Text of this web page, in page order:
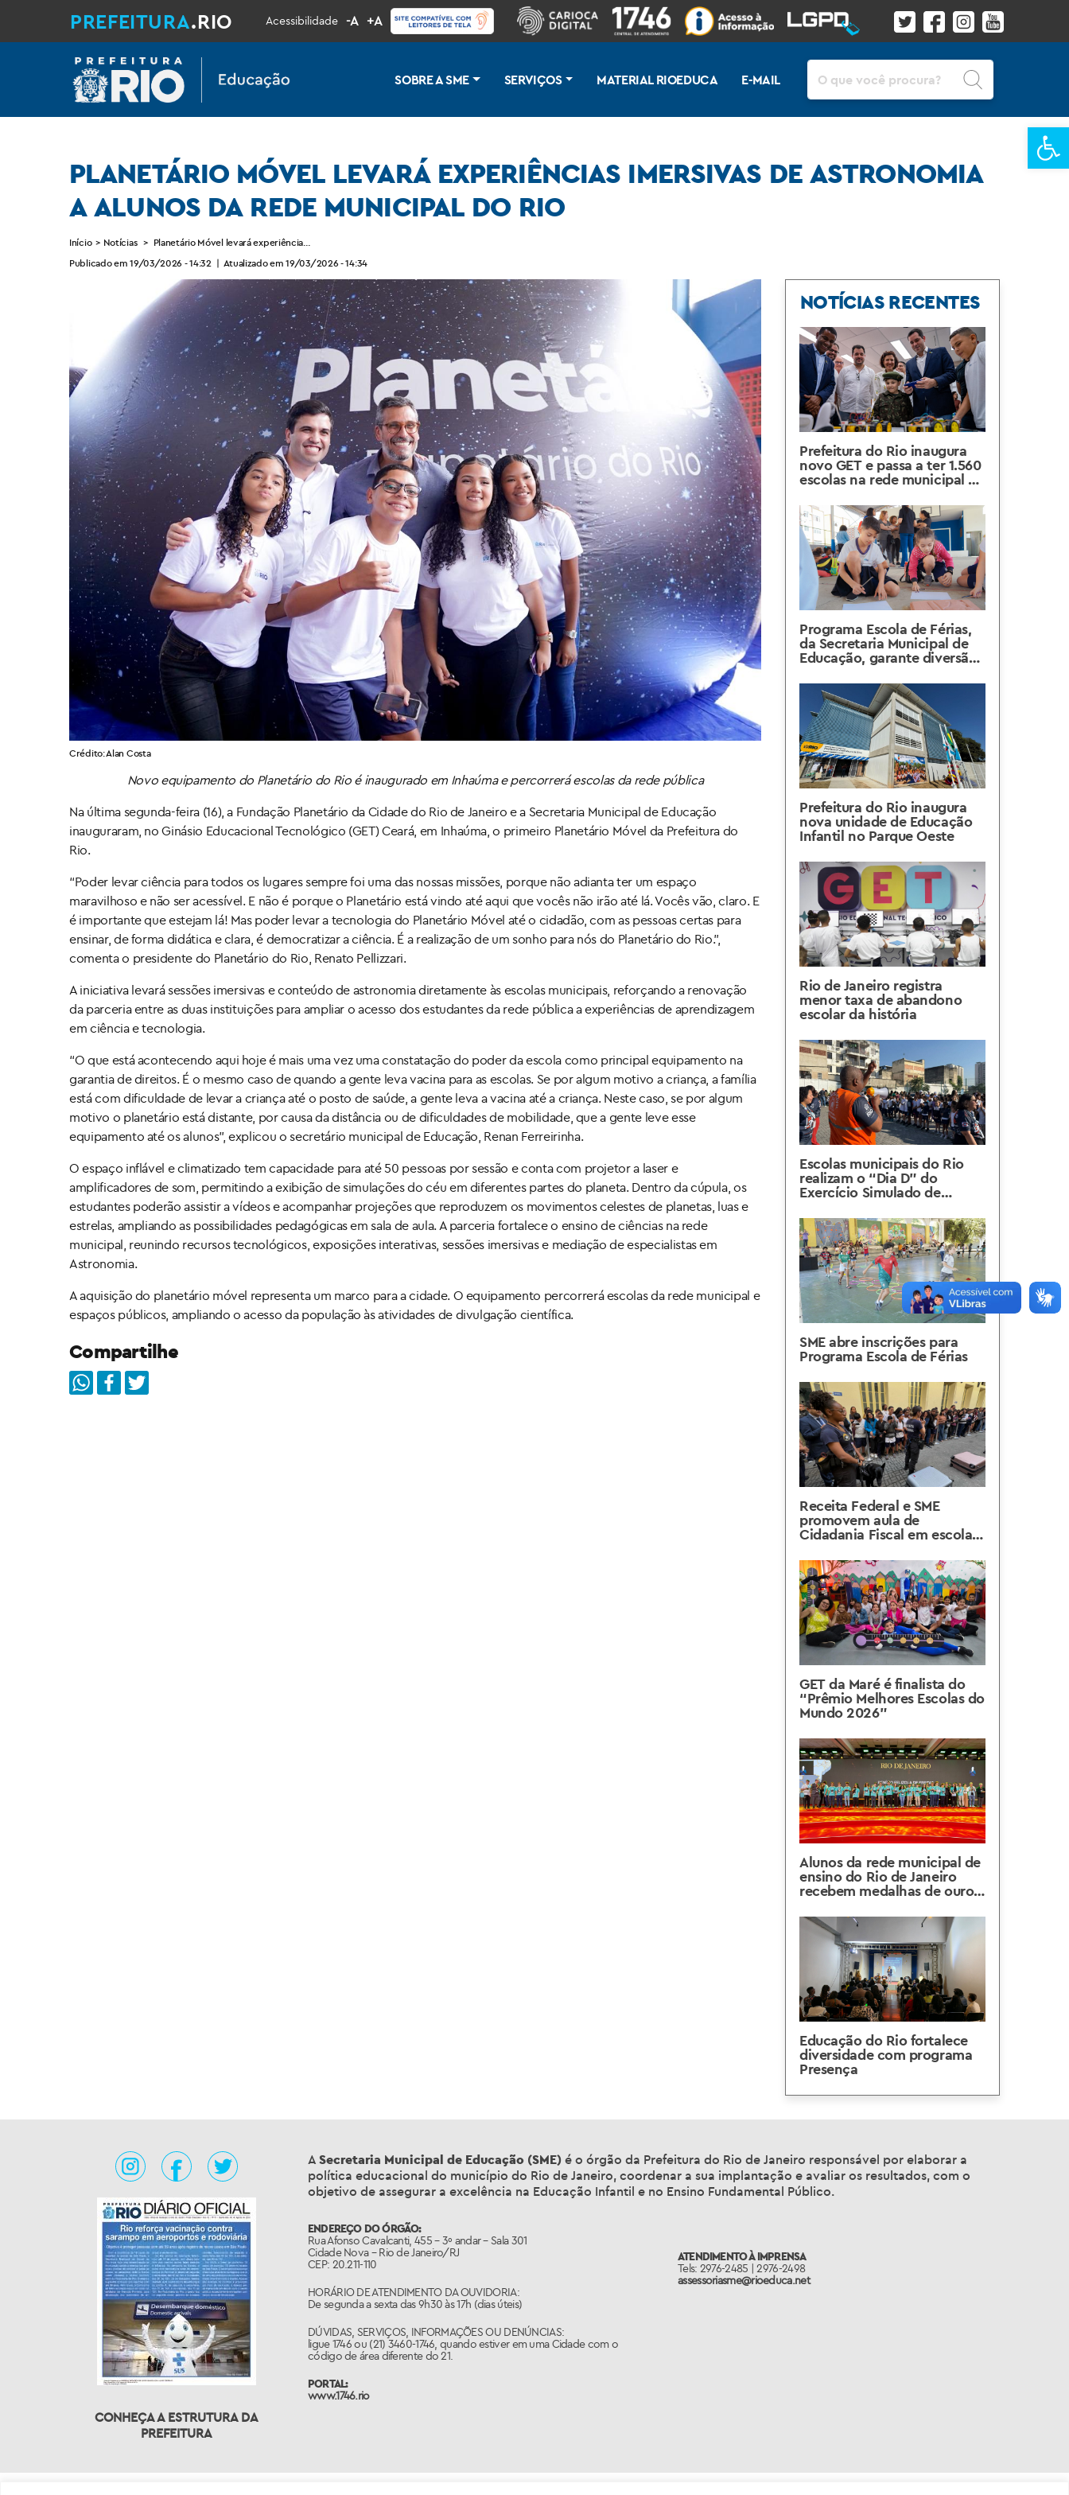
PREFEITURA.RIO Acessibilidade -A +A
SOBRE A SME SERVIÇOS MATERIAL RIOEDUCA E-MAIL
PLANETÁRIO MÓVEL LEVARÁ EXPERIÊNCIAS IMERSIVAS DE ASTRONOMIA
A ALUNOS DA REDE MUNICIPAL DO RIO
Início > Notícias > Planetário Móvel levará experiências imersivas de astronomia a alunos da rede municipal do Rio
Publicado em 19/03/2026 - 14:32 | Atualizado em 19/03/2026 - 14:34
Crédito: Alan Costa
Novo equipamento do Planetário do Rio é inaugurado em Inhaúma e percorrerá escolas da rede pública
Na última segunda-feira (16), a Fundação Planetário da Cidade do Rio de Janeiro e a Secretaria Municipal de Educação
inauguraram, no Ginásio Educacional Tecnológico (GET) Ceará, em Inhaúma, o primeiro Planetário Móvel da Prefeitura do
Rio.
“Poder levar ciência para todos os lugares sempre foi uma das nossas missões, porque não adianta ter um espaço
maravilhoso e não ser acessível. E não é porque o Planetário está vindo até aqui que vocês não irão até lá. Vocês vão, claro. E
é importante que estejam lá! Mas poder levar a tecnologia do Planetário Móvel até o cidadão, com as pessoas certas para
ensinar, de forma didática e clara, é democratizar a ciência. É a realização de um sonho para nós do Planetário do Rio.”,
comenta o presidente do Planetário do Rio, Renato Pellizzari.
A iniciativa levará sessões imersivas e conteúdo de astronomia diretamente às escolas municipais, reforçando a renovação
da parceria entre as duas instituições para ampliar o acesso dos estudantes da rede pública a experiências de aprendizagem
em ciência e tecnologia.
“O que está acontecendo aqui hoje é mais uma vez uma constatação do poder da escola como principal equipamento na
garantia de direitos. É o mesmo caso de quando a gente leva vacina para as escolas. Se por algum motivo a criança, a família
está com dificuldade de levar a criança até o posto de saúde, a gente leva a vacina até a criança. Neste caso, se por algum
motivo o planetário está distante, por causa da distância ou de dificuldades de mobilidade, que a gente leve esse
equipamento até os alunos”, explicou o secretário municipal de Educação, Renan Ferreirinha.
O espaço inflável e climatizado tem capacidade para até 50 pessoas por sessão e conta com projetor a laser e
amplificadores de som, permitindo a exibição de simulações do céu em diferentes partes do planeta. Dentro da cúpula, os
estudantes poderão assistir a vídeos e acompanhar projeções que reproduzem os movimentos celestes de planetas, luas e
estrelas, ampliando as possibilidades pedagógicas em sala de aula. A parceria fortalece o ensino de ciências na rede
municipal, reunindo recursos tecnológicos, exposições interativas, sessões imersivas e mediação de especialistas em
Astronomia.
A aquisição do planetário móvel representa um marco para a cidade. O equipamento percorrerá escolas da rede municipal e
espaços públicos, ampliando o acesso da população às atividades de divulgação científica.
Compartilhe
NOTÍCIAS RECENTES
Prefeitura do Rio inaugura
novo GET e passa a ter 1.560
escolas na rede municipal de
Programa Escola de Férias,
da Secretaria Municipal de
Educação, garante diversão
Prefeitura do Rio inaugura
nova unidade de Educação
Infantil no Parque Oeste
Rio de Janeiro registra
menor taxa de abandono
escolar da história
Escolas municipais do Rio
realizam o “Dia D” do
Exercício Simulado de
SME abre inscrições para
Programa Escola de Férias
Receita Federal e SME
promovem aula de
Cidadania Fiscal em escola
GET da Maré é finalista do
“Prêmio Melhores Escolas do
Mundo 2026”
Alunos da rede municipal de
ensino do Rio de Janeiro
recebem medalhas de ouro
Educação do Rio fortalece
diversidade com programa
Presença
CONHEÇA A ESTRUTURA DA
PREFEITURA
A Secretaria Municipal de Educação (SME) é o órgão da Prefeitura do Rio de Janeiro responsável por elaborar a
política educacional do município do Rio de Janeiro, coordenar a sua implantação e avaliar os resultados, com o
objetivo de assegurar a excelência na Educação Infantil e no Ensino Fundamental Público.
ENDEREÇO DO ÓRGÃO:
Rua Afonso Cavalcanti, 455 – 3º andar – Sala 301
Cidade Nova – Rio de Janeiro/RJ
CEP: 20.211-110
HORÁRIO DE ATENDIMENTO DA OUVIDORIA:
De segunda a sexta das 9h30 às 17h (dias úteis)
DÚVIDAS, SERVIÇOS, INFORMAÇÕES OU DENÚNCIAS:
ligue 1746 ou (21) 3460-1746, quando estiver em uma Cidade com o
código de área diferente do 21.
PORTAL:
www.1746.rio
ATENDIMENTO À IMPRENSA
Tels: 2976-2485 | 2976-2498
assessoriasme@rioeduca.net